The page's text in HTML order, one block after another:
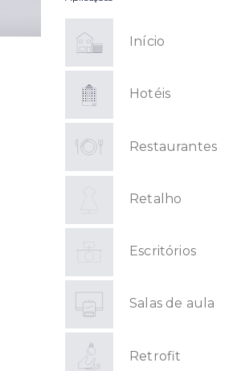
Início
Hotéis
Restaurantes
Retalho
Escritórios
Salas de aula
Retrofit